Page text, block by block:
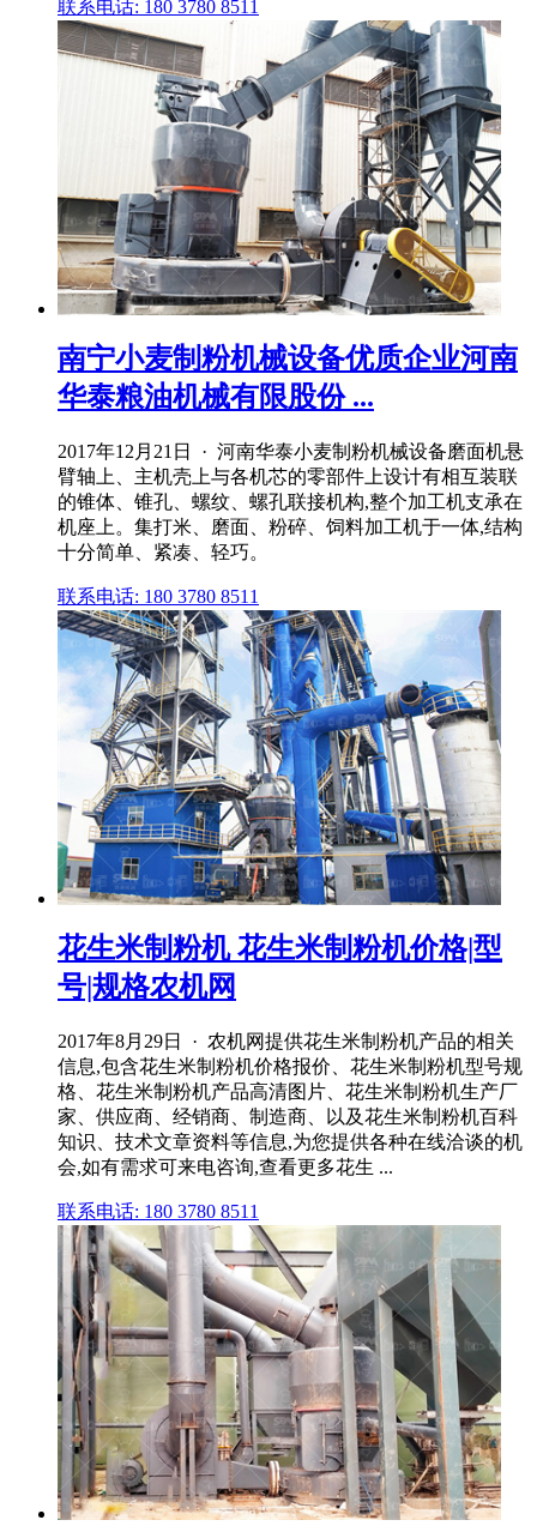
联系电话: 180 3780 8511
南宁小麦制粉机械设备优质企业河南
华泰粮油机械有限股份 ...
2017年12月21日 · 河南华泰小麦制粉机械设备磨面机悬
臂轴上、主机壳上与各机芯的零部件上设计有相互装联
的锥体、锥孔、螺纹、螺孔联接机构,整个加工机支承在
机座上。集打米、磨面、粉碎、饲料加工机于一体,结构
十分简单、紧凑、轻巧。
联系电话: 180 3780 8511
花生米制粉机 花生米制粉机价格|型
号|规格农机网
2017年8月29日 · 农机网提供花生米制粉机产品的相关
信息,包含花生米制粉机价格报价、花生米制粉机型号规
格、花生米制粉机产品高清图片、花生米制粉机生产厂
家、供应商、经销商、制造商、以及花生米制粉机百科
知识、技术文章资料等信息,为您提供各种在线洽谈的机
会,如有需求可来电咨询,查看更多花生 ...
联系电话: 180 3780 8511